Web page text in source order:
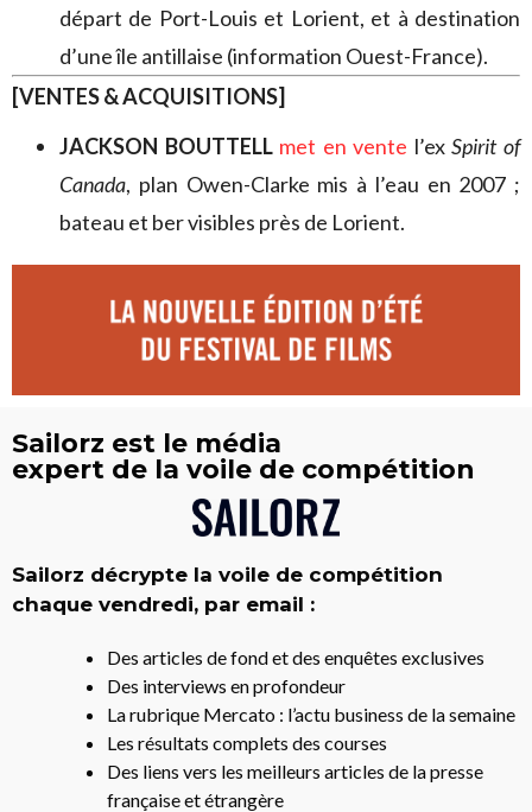
départ de Port-Louis et Lorient, et à destination
d’une île antillaise (information Ouest-France).
[VENTES & ACQUISITIONS]
JACKSON BOUTTELL met en vente l’exSpirit of
Canada, plan Owen-Clarke mis à l’eau en 2007 ;
bateau et ber visibles près de Lorient.
Sailorz est le média
expert de la voile de compétition
Sailorz décrypte la voile de compétition
chaque vendredi, par email :
Des articles de fond et des enquêtes exclusives
Des interviews en profondeur
La rubrique Mercato : l’actu business de la semaine
Les résultats complets des courses
Des liens vers les meilleurs articles de la presse
française et étrangère